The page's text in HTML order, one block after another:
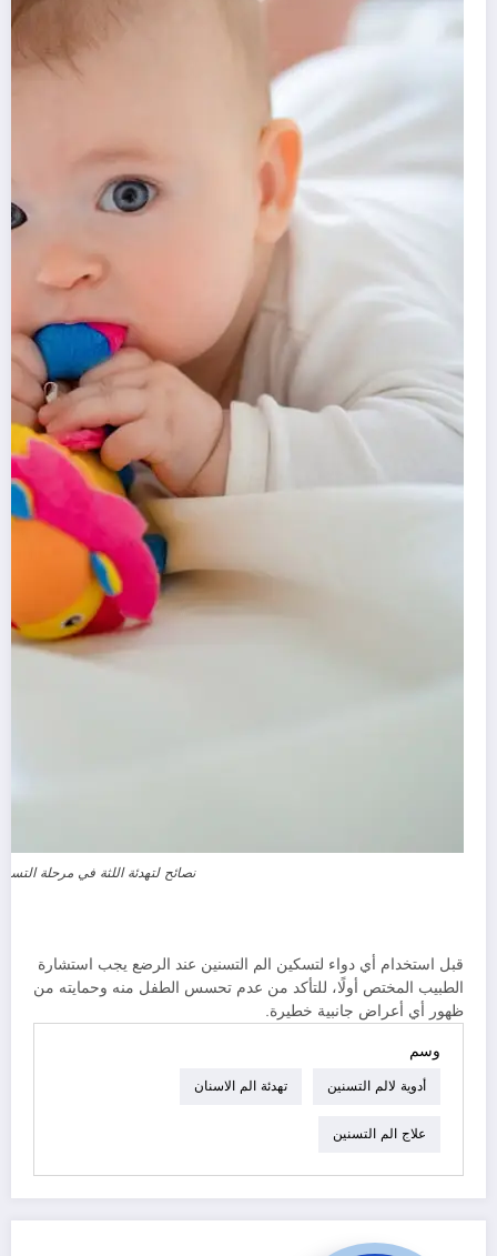
نصائح لتهدئة اللثة في مرحلة
قبل استخدام أي دواء لتسكين الم التسنين عند الرضع يجب استشارة
الطبيب المختص أولًا، للتأكد من عدم تحسس الطفل منه وحمايته من
ظهور أي أعراض جانبية خطيرة.
وسم
أدوية لالم التسنين تهدئة الم الاسنان
علاج الم التسنين